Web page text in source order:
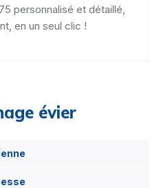
personnalisé et détaillé,
en un seul clic !
évier